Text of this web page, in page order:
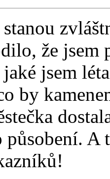
že jsem
jsem
by
A